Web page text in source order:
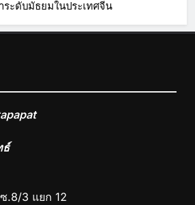
ระดับมัธยมในประเทศจีน
ธ์
.8/3 แยก 12